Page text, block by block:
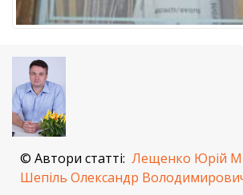
© Автори статті: Лещенко Юрій
Шепіль Олександр